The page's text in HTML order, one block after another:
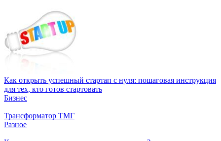
Как открыть успешный стартап с нуля: пошаговая инструкция
для тех, кто готов стартовать
Бизнес
Трансформатор ТМГ
Разное